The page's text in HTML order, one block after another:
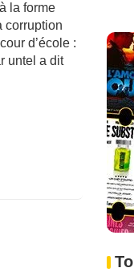
la forme
corruption
d’école :
untel a dit